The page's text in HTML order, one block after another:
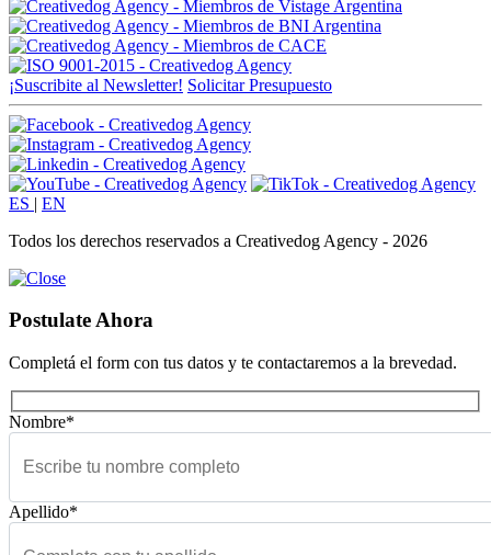
¡Suscribite al Newsletter! Solicitar Presupuesto
ES | EN
Todos los derechos reservados a Creativedog Agency - 2026
Postulate Ahora
Completá el form con tus datos y te contactaremos a la brevedad.
Nombre*
Apellido*